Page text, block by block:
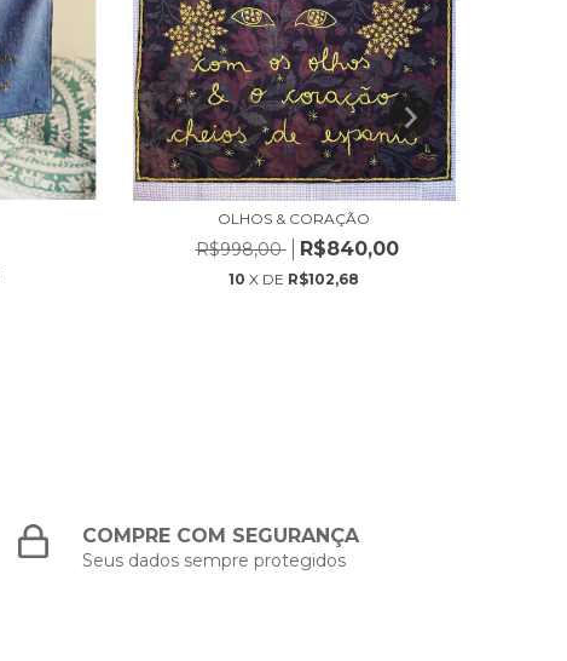
OLHOS & CORAÇÃO
R$998,00 R$840,00
10 X DE R$102,68
COMPRE COM SEGURANÇA
Seus dados sempre protegidos